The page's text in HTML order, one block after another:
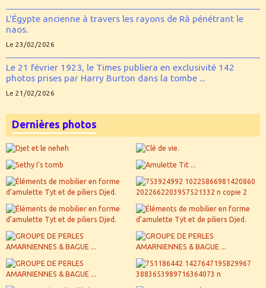
L'Égypte ancienne à travers les rayons de Râ pénétrant le
naos.
Le 23/02/2026
Le 21 février 1923, le Times publiera en exclusivité 142
photos prises par Harry Burton dans la tombe ...
Le 21/02/2026
Dernières photos